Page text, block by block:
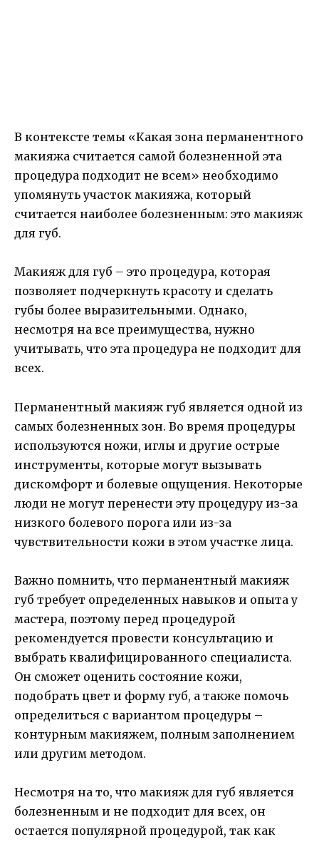
В контексте темы «Какая зона перманентного
макияжа считается самой болезненной эта
процедура подходит не всем» необходимо
упомянуть участок макияжа, который
считается наиболее болезненным: это макияж
для губ.
Макияж для губ – это процедура, которая
позволяет подчеркнуть красоту и сделать
губы более выразительными. Однако,
несмотря на все преимущества, нужно
учитывать, что эта процедура не подходит для
всех.
Перманентный макияж губ является одной из
самых болезненных зон. Во время процедуры
используются ножи, иглы и другие острые
инструменты, которые могут вызывать
дискомфорт и болевые ощущения. Некоторые
люди не могут перенести эту процедуру из-за
низкого болевого порога или из-за
чувствительности кожи в этом участке лица.
Важно помнить, что перманентный макияж
губ требует определенных навыков и опыта у
мастера, поэтому перед процедурой
рекомендуется провести консультацию и
выбрать квалифицированного специалиста.
Он сможет оценить состояние кожи,
подобрать цвет и форму губ, а также помочь
определиться с вариантом процедуры –
контурным макияжем, полным заполнением
или другим методом.
Несмотря на то, что макияж для губ является
болезненным и не подходит для всех, он
остается популярной процедурой, так как